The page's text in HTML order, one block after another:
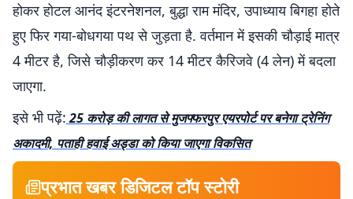
होकर होटल आनंद इंटरनेशनल, बुद्धा राम मंदिर, उपाध्याय बिगहा होते
हुए फिर गया-बोधगया पथ से जुड़ता है. वर्तमान में इसकी चौड़ाई मात्र
4 मीटर है, जिसे चौड़ीकरण कर 14 मीटर कैरिजवे (4 लेन) में बदला
जाएगा.
इसे भी पढ़ें: 25 करोड़ की लागत से मुजफ्फरपुर एयरपोर्ट पर बनेगा ट्रेनिंग
अकादमी, पताही हवाई अड्डा को किया जाएगा विकसित
प्रभात खबर डिजिटल टॉप स्टोरी